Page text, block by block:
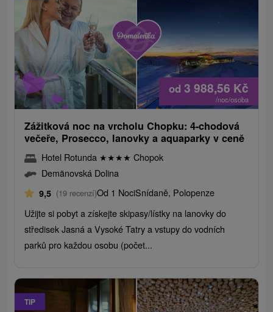
od 3 988,56 Kč
/noc/osoba
Zážitková noc na vrcholu Chopku: 4-chodová
večeře, Prosecco, lanovky a aquaparky v ceně
Hotel Rotunda ★★★★ Chopok
Demänovská Dolina
9,5 (19 recenzí)Od 1 NociSnídaně, Polopenze
Užijte si pobyt a získejte skipasy/lístky na lanovky do
středisek Jasná a Vysoké Tatry a vstupy do vodních
parků pro každou osobu (počet...
TIP